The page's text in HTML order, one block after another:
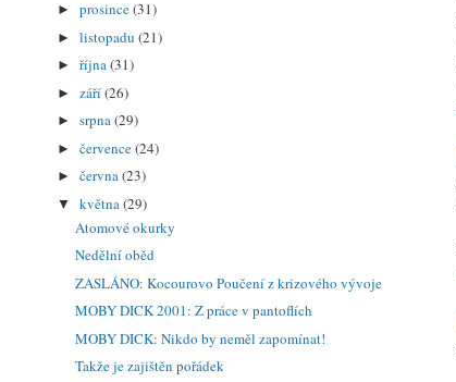
►prosince(31)
►listopadu(21)
►října(31)
►září(26)
►srpna(29)
►července(24)
►června(23)
▼května(29)
Atomové okurky
Nedělní oběd
ZASLÁNO: Kocourovo Poučení z krizového vývoje
MOBY DICK 2001: Z práce v pantoflích
MOBY DICK: Nikdo by neměl zapomínat!
Takže je zajištěn pořádek